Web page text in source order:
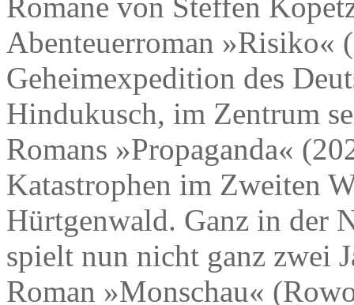
Abenteuerroman »Risiko«
Geheimexpedition des
Hindukusch, im Zentrum
Romans »Propaganda«
Katastrophen im Zweiten
Hürtgenwald. Ganz in der
spielt nun nicht ganz zwei
Roman »Monschau«